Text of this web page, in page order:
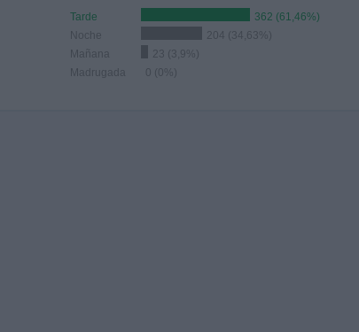
Tarde
362 (61,46%)
Noche
204 (34,63%)
Mañana
23 (3,9%)
Madrugada
0 (0%)